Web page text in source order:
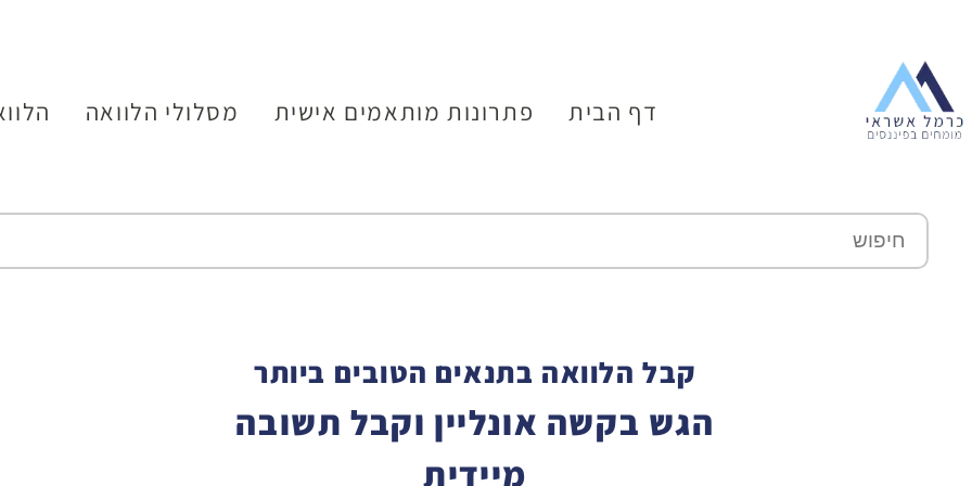
דף הבית פתרונות מותאמים אישית מסלולי הלוואה
קבל הלוואה בתנאים הטובים ביותר
הגש בקשה אונליין וקבל תשובה
מיידית